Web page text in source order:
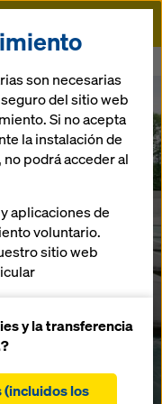
el
su
son necesarias
del sitio web
Si no acepta
la instalación de
podrá acceder al
aplicaciones de
voluntario.
sitio web
y
(cookies
y la transferencia
los